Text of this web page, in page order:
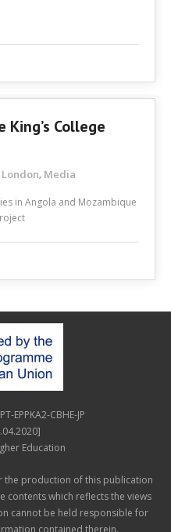
King’s College
, Media
in Angola and Mozambique
EPPKA2-CBHE-JP
Education
the production of this publication
contents which reflects the views
cannot be held responsible for
contained therein.